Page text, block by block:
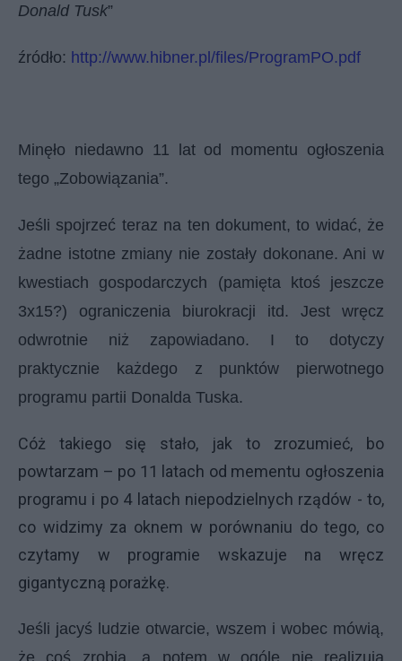
Donald Tusk”
źródło: http://www.hibner.pl/files/ProgramPO.pdf
Minęło niedawno 11 lat od momentu ogłoszenia
tego „Zobowiązania”.
Jeśli spojrzeć teraz na ten dokument, to widać, że
żadne istotne zmiany nie zostały dokonane. Ani w
kwestiach gospodarczych (pamięta ktoś jeszcze
3x15?) ograniczenia biurokracji itd. Jest wręcz
odwrotnie niż zapowiadano. I to dotyczy
praktycznie każdego z punktów pierwotnego
programu partii Donalda Tuska.
Cóż takiego się stało, jak to zrozumieć, bo
powtarzam – po 11 latach od mementu ogłoszenia
programu i po 4 latach niepodzielnych rządów - to,
co widzimy za oknem w porównaniu do tego, co
czytamy w programie wskazuje na wręcz
gigantyczną porażkę.
Jeśli jacyś ludzie otwarcie, wszem i wobec mówią,
że coś zrobią, a potem w ogóle nie realizują